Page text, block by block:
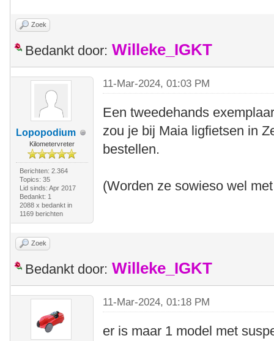
Zoek
Bedankt door: Willeke_IGKT
Lopopodium
Kilometervreter
Berichten: 2.364
Topics: 35
Lid sinds: Apr 2017
Bedankt: 1
2088 x bedankt in
1169 berichten
11-Mar-2024, 01:03 PM
Een tweedehands
zou je bij Maia ligfietsen in
bestellen.
(Worden ze sowieso wel
Zoek
Bedankt door: Willeke_IGKT
11-Mar-2024, 01:18 PM
er is maar 1 model met